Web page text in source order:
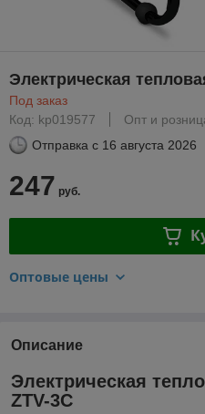
Электрическая
Под заказ
Код: kp019577
Опт и
Отправка с 16 августа 2026
247 руб.
Оптовые цены
Описание
Электрическая
ZTV-3C